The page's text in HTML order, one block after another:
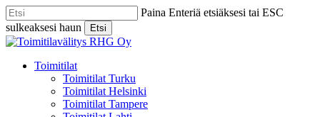
Skip
to
main
content
Paina Enteriä etsiäksesi tai ESC
sulkeaksesi haun
Etsi
Close
Menu
Toimitilat
Toimitilat Turku
Toimitilat Helsinki
Toimitilat Tampere